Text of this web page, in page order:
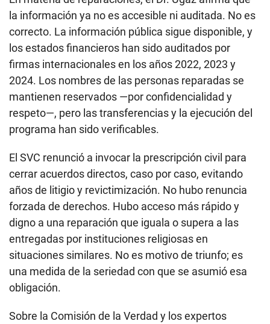
la información ya no es accesible ni auditada. No es
correcto. La información pública sigue disponible, y
los estados financieros han sido auditados por
firmas internacionales en los años 2022, 2023 y
2024. Los nombres de las personas reparadas se
mantienen reservados —por confidencialidad y
respeto—, pero las transferencias y la ejecución del
programa han sido verificables.
El SVC renunció a invocar la prescripción civil para
cerrar acuerdos directos, caso por caso, evitando
años de litigio y revictimización. No hubo renuncia
forzada de derechos. Hubo acceso más rápido y
digno a una reparación que iguala o supera a las
entregadas por instituciones religiosas en
situaciones similares. No es motivo de triunfo; es
una medida de la seriedad con que se asumió esa
obligación.
Sobre la Comisión de la Verdad y los expertos